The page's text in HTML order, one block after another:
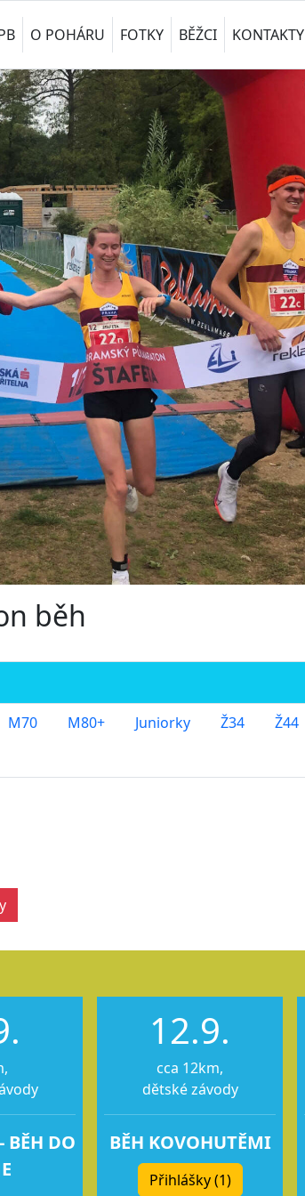
O POHÁRU FOTKY BĚŽCI KONTAKTY
běh
M70 M80+ Juniorky Ž34 Ž44
BĚH DO
12.9.
cca 12km,
dětské závody
BĚH KOVOHUTĚMI
Přihlášky (1)